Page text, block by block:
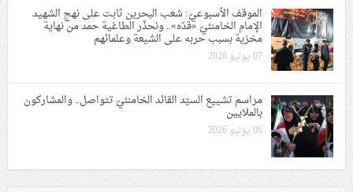
الموقف الأسبوعيّ: شعب البحرين ثابت على نهج الشهيد
الإمام الخامنئيّ «قدّه».. ونحذّر الطاغية حمد من نهاية
مخزية بسبب حربه على الشيعة وعلمائهم
07 يوليو 2026
مراسم تشييع السيّد القائد الخامنئيّ تتواصل.. والمشاركون
بالملايين
06 يوليو 2026